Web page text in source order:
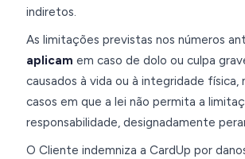
indiretos.
As limitações previstas nos números
aplicam em caso de dolo ou culpa
causados à vida ou à integridade física,
casos em que a lei não permita a
responsabilidade, designadamente
O Cliente indemniza a CardUp por